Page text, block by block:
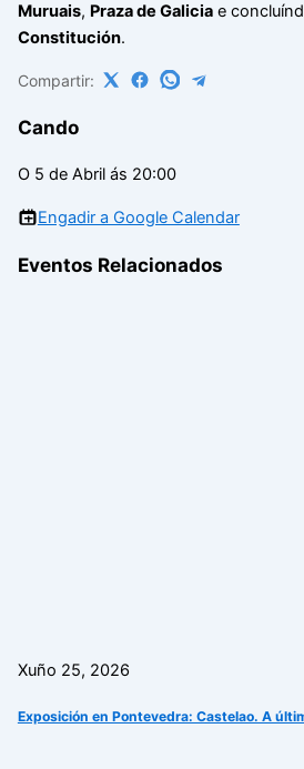
Muruais, Praza de Galiciae
Constitución.
Compartir:
Cando
O 5 de Abril ás 20:00
Engadir a Google Calendar
Eventos Relacionados
Xuño 25, 2026
Exposición en Pontevedra: Castelao. A